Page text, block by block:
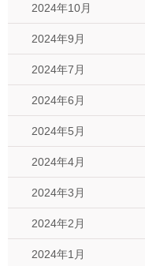
2024年10月
2024年9月
2024年7月
2024年6月
2024年5月
2024年4月
2024年3月
2024年2月
2024年1月